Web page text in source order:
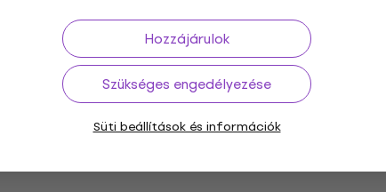
Hozzájárulok
Szükséges engedélyezése
Süti beállítások és információk